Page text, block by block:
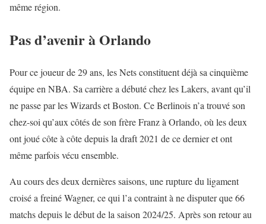
même région.
Pas d’avenir à Orlando
Pour ce joueur de 29 ans, les Nets constituent déjà sa cinquième
équipe en NBA. Sa carrière a débuté chez les Lakers, avant qu’il
ne passe par les Wizards et Boston. Ce Berlinois n’a trouvé son
chez-soi qu’aux côtés de son frère Franz à Orlando, où les deux
ont joué côte à côte depuis la draft 2021 de ce dernier et ont
même parfois vécu ensemble.
Au cours des deux dernières saisons, une rupture du ligament
croisé a freiné Wagner, ce qui l’a contraint à ne disputer que 66
matchs depuis le début de la saison 2024/25. Après son retour au